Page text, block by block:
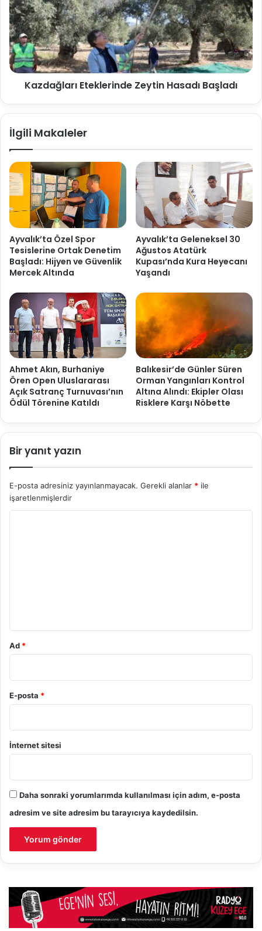
Kazdağları Eteklerinde Zeytin Hasadı Başladı
İlgili Makaleler
Ayvalık’ta Özel Spor
Tesislerine Ortak Denetim
Başladı: Hijyen ve Güvenlik
Mercek Altında
Ayvalık’ta Geleneksel 30
Ağustos Atatürk
Kupası’nda Kura Heyecanı
Yaşandı
Ahmet Akın, Burhaniye
Ören Open Uluslararası
Açık Satranç Turnuvası’nın
Ödül Törenine Katıldı
Balıkesir’de Günler Süren
Orman Yangınları Kontrol
Altına Alındı: Ekipler Olası
Risklere Karşı Nöbette
Bir yanıt yazın
E-posta adresiniz yayınlanmayacak. Gerekli alanlar * ile
işaretlenmişlerdir
Ad *
E-posta *
İnternet sitesi
Daha sonraki yorumlarımda kullanılması için adım, e-posta
adresim ve site adresim bu tarayıcıya kaydedilsin.